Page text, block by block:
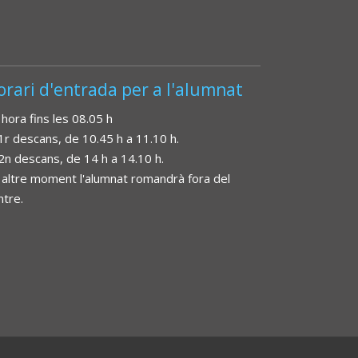
d'entrada per a l'alumnat
fins les 08.05 h
descans, de 10.45 h a 11.10 h.
descans, de 14 h a 14.10 h.
altre moment l'alumnat romandrà fora del